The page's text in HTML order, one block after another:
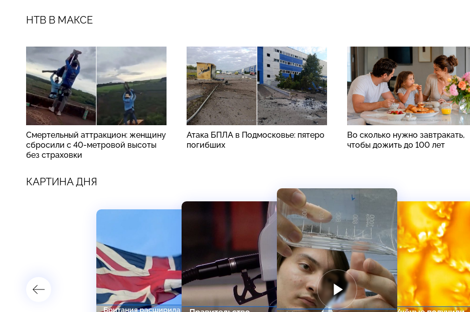
НТВ В МАКСЕ
Смертельный аттракцион: женщину
сбросили с 40-метровой высоты
без страховки
Атака БПЛА в Подмосковье: пятеро
погибших
Во сколько нужно завтракать,
чтобы дожить до 100 лет
КАРТИНА ДНЯ